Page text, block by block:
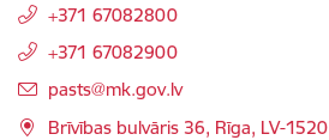
+371 67082800
+371 67082900
E-pasts:
pasts@mk.gov.lv
Brīvības bulvāris 36, Rīga, LV-1520